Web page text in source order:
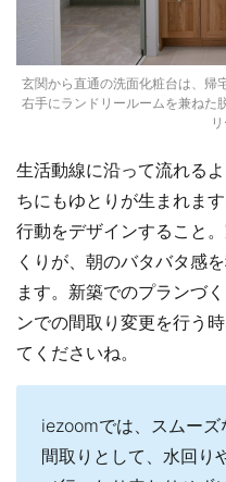
玄関から直通の洗面化粧台は、帰
右手にランドリールームを兼ねた
生活動線に沿って流れる
ちにもゆとりが生まれま
行動をデザインすること
くりが、朝のバタバタ感
ます。新築でのプランづ
ンでの間取り変更を行う
てくださいね。
iezoomでは、スムーズ
間取りとして、水回り